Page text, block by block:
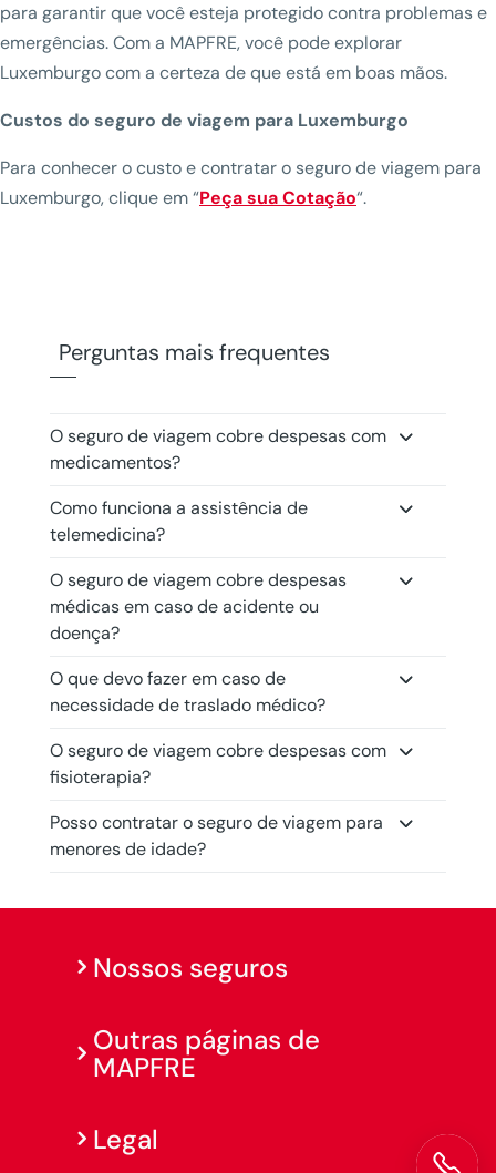
para garantir que você esteja protegido contra problemas e
emergências. Com a MAPFRE, você pode explorar
Luxemburgo com a certeza de que está em boas mãos.
Custos do seguro de viagem para Luxemburgo
Para conhecer o custo e contratar o seguro de viagem para
Luxemburgo, clique em “Peça sua Cotação“.
Perguntas mais frequentes
O seguro de viagem cobre despesas com
medicamentos?
Como funciona a assistência de
telemedicina?
O seguro de viagem cobre despesas
médicas em caso de acidente ou
doença?
O que devo fazer em caso de
necessidade de traslado médico?
O seguro de viagem cobre despesas com
fisioterapia?
Posso contratar o seguro de viagem para
menores de idade?
Nossos seguros
Outras páginas de
MAPFRE
Legal
